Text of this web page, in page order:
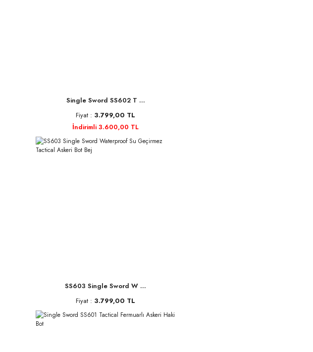
Single Sword SS602 T ...
Fiyat : 3.799,00 TL
İndirimli 3.600,00 TL
SS603 Single Sword W ...
Fiyat : 3.799,00 TL